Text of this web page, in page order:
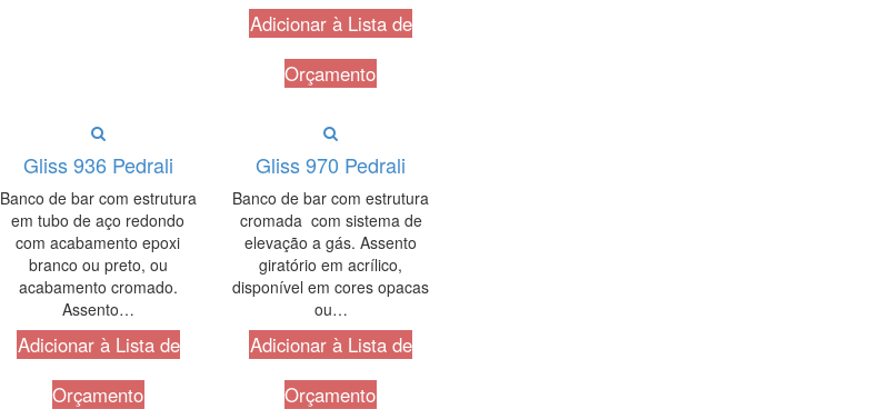
Adicionar à Lista de
Orçamento
Gliss 936 Pedrali
Banco de bar com estrutura
em tubo de aço redondo
com acabamento epoxi
branco ou preto, ou
acabamento cromado.
Assento…
Adicionar à Lista de
Orçamento
Gliss 970 Pedrali
Banco de bar com estrutura
cromada com sistema de
elevação a gás. Assento
giratório em acrílico,
disponível em cores opacas
ou…
Adicionar à Lista de
Orçamento